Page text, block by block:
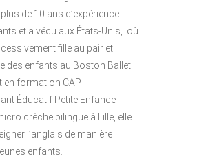
de 10 ans d’expérience
et a vécu aux États-Unis, où
fille au pair et
des enfants au Boston Ballet.
en formation CAP
Éducatif Petite Enfance
crèche bilingue à Lille, elle
l’anglais de manière
enfants.